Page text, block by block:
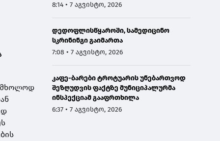
მხოლოდ
8:14 • 7 აგვისტო, 2026
დედოფლისწყაროში, სამედიცინო
სკრინინგი გაიმართა
7:08 • 7 აგვისტო, 2026
კაფე-ბარები ტროტუარის უნებართვოდ
შეზღუდვის ფაქტზე მუნიციპალურმა
ინსპექციამ გააფრთხილა
6:37 • 7 აგვისტო, 2026